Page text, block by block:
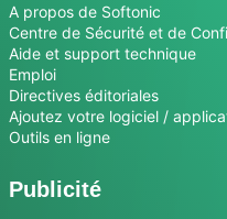
A propos de Softonic
Centre de Sécurité et de
Aide et support technique
Emploi
Directives éditoriales
Ajoutez votre logiciel /
Outils en ligne
Publicité